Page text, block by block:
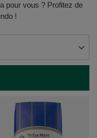
pour vous ? Profitez de
!